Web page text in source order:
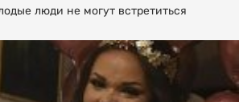
люди не могут встретиться